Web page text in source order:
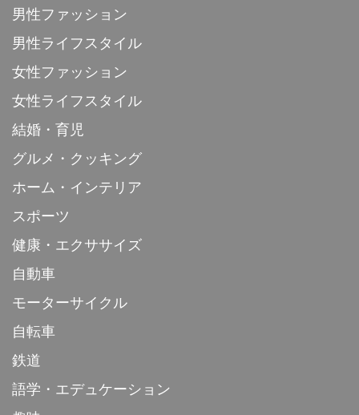
男性ファッション
男性ライフスタイル
女性ファッション
女性ライフスタイル
結婚・育児
グルメ・クッキング
ホーム・インテリア
スポーツ
健康・エクササイズ
自動車
モーターサイクル
自転車
鉄道
語学・エデュケーション